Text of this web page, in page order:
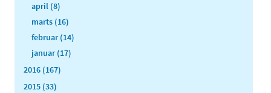
april (8)
marts (16)
februar (14)
januar (17)
2016 (167)
2015 (33)